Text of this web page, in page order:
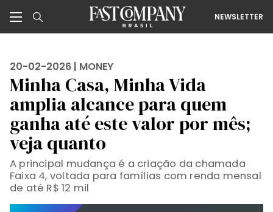
NEWSLETTER
20-02-2026 | MONEY
Minha Casa, Minha Vida
amplia alcance para quem
ganha até este valor por mês;
veja quanto
A principal mudança é a criação da chamada
Faixa 4, voltada para famílias com renda mensal
de até R$ 12 mil